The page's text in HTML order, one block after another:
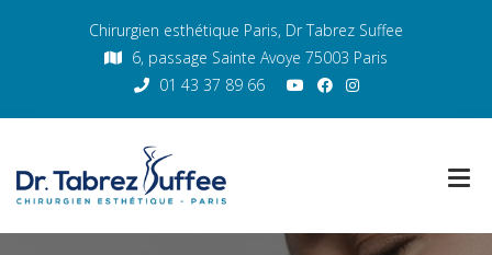
Chirurgien esthétique Paris, Dr Tabrez Suffee
6, passage Sainte Avoye 75003 Paris
01 43 37 89 66